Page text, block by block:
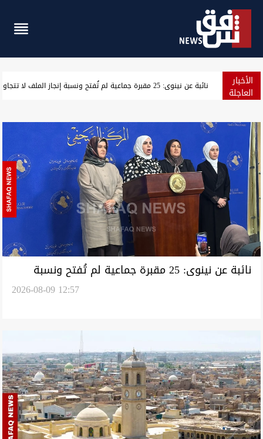
الأخبار
العاجلة "سلاح الفصائل إلى الحشد".. اتفاق على التسليم قبل نهاية أيلول
نائبة عن نينوى: 25 مقبرة جماعية لم تُفتح ونسبة
2026-08-09 12:57